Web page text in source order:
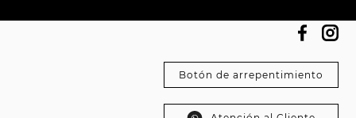
Botón de arrepentimiento